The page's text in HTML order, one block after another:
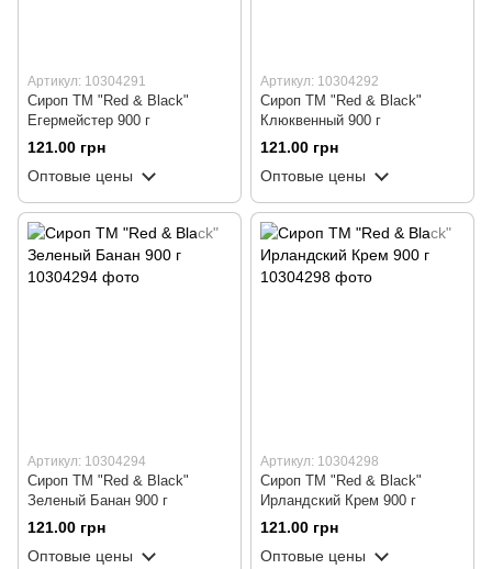
Артикул: 10304291
Сироп ТМ "Red & Black"
Егермейстер 900 г
121.00 грн
Оптовые цены
Артикул: 10304292
Сироп ТМ "Red & Black"
Клюквенный 900 г
121.00 грн
Оптовые цены
Артикул: 10304294
Сироп ТМ "Red & Black"
Зеленый Банан 900 г
121.00 грн
Оптовые цены
Артикул: 10304298
Сироп ТМ "Red & Black"
Ирландский Крем 900 г
121.00 грн
Оптовые цены